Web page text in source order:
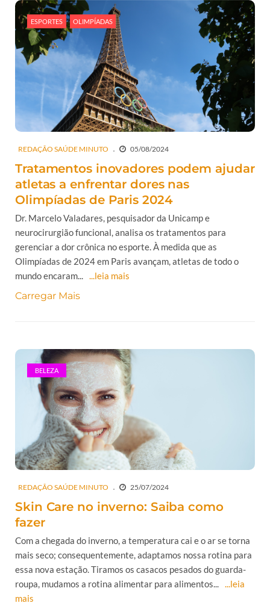
ESPORTES OLIMPÍADAS
REDAÇÃO SAÚDE MINUTO 05/08/2024
Tratamentos inovadores podem ajudar
atletas a enfrentar dores nas
Olimpíadas de Paris 2024
Dr. Marcelo Valadares, pesquisador da Unicamp e
neurocirurgião funcional, analisa os tratamentos para
gerenciar a dor crônica no esporte. À medida que as
Olimpíadas de 2024 em Paris avançam, atletas de todo o
mundo encaram... ...leia mais
Carregar Mais
BELEZA
REDAÇÃO SAÚDE MINUTO 25/07/2024
Skin Care no inverno: Saiba como
fazer
Com a chegada do inverno, a temperatura cai e o ar se torna
mais seco; consequentemente, adaptamos nossa rotina para
essa nova estação. Tiramos os casacos pesados do guarda-
roupa, mudamos a rotina alimentar para alimentos... ...leia
mais